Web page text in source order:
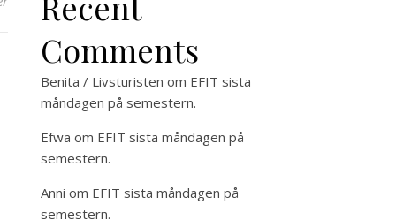
Comments
Benita / Livsturisten om EFIT sista
måndagen på semestern.
Efwa om EFIT sista måndagen på
semestern.
Anni om EFIT sista måndagen på
semestern.